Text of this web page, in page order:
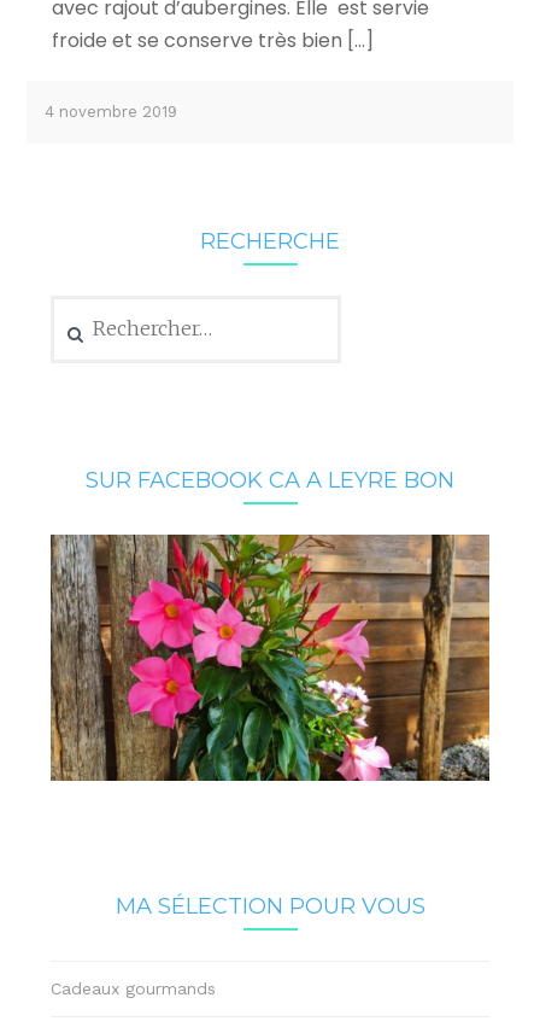
avec rajout d’aubergines. Elle est servie
froide et se conserve très bien […]
4 novembre 2019
RECHERCHE
SUR FACEBOOK CA A LEYRE BON
MA SÉLECTION POUR VOUS
Cadeaux gourmands